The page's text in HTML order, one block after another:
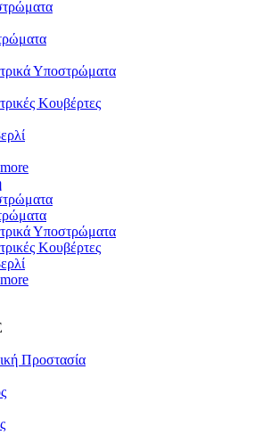
Υποστρώματα
Κουβέρτες
Υποστρώματα
Κουβέρτες
Προστασία